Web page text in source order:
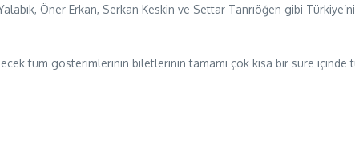
Öner Erkan, Serkan Keskin ve Settar Tanrıöğen gibi
tüm gösterimlerinin biletlerinin tamamı çok kısa bir süre içinde